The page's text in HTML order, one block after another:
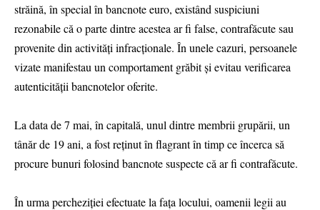
străină, în special în bancnote euro, existând suspiciuni
rezonabile că o parte dintre acestea ar fi false, contrafăcute sau
provenite din activități infracționale. În unele cazuri, persoanele
vizate manifestau un comportament grăbit și evitau verificarea
autenticității bancnotelor oferite.
La data de 7 mai, în capitală, unul dintre membrii grupării, un
tânăr de 19 ani, a fost reținut în flagrant în timp ce încerca să
procure bunuri folosind bancnote suspecte cǎ ar fi contrafăcute.
În urma percheziției efectuate la fața locului, oamenii legii au